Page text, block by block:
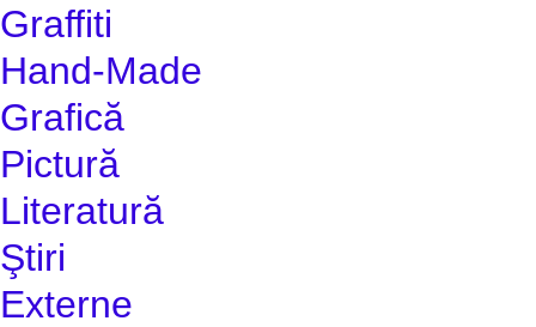
Graffiti
Hand-Made
Grafică
Pictură
Literatură
Ştiri
Externe